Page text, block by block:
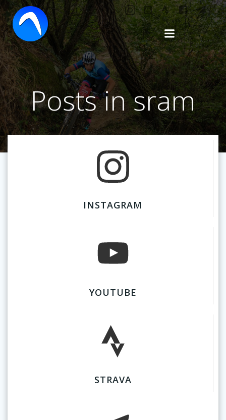
Saltar
al
contenido
Posts in sram
INSTAGRAM
YOUTUBE
STRAVA